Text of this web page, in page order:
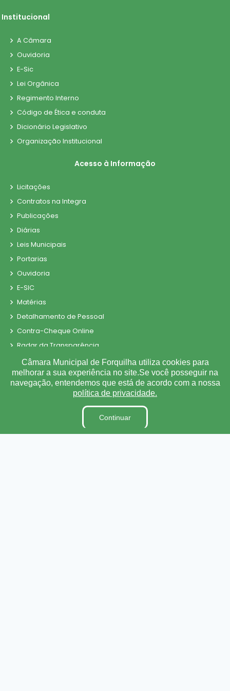
Institucional
A Câmara
Ouvidoria
E-Sic
Lei Orgânica
Regimento Interno
Código de Ética e conduta
Dicionário Legislativo
Organização Institucional
Acesso à Informação
Licitações
Contratos na Integra
Publicações
Diárias
Leis Municipais
Portarias
Ouvidoria
E-SIC
Matérias
Detalhamento de Pessoal
Contra-Cheque Online
Radar da Transparência
LAI
Estagiários
Perguntas e Respostas
Câmara Municipal de Forquilha utiliza cookies para
melhorar a sua experiência no site.Se você posseguir na
navegação, entendemos que está de acordo com a nossa
política de privacidade.
Continuar